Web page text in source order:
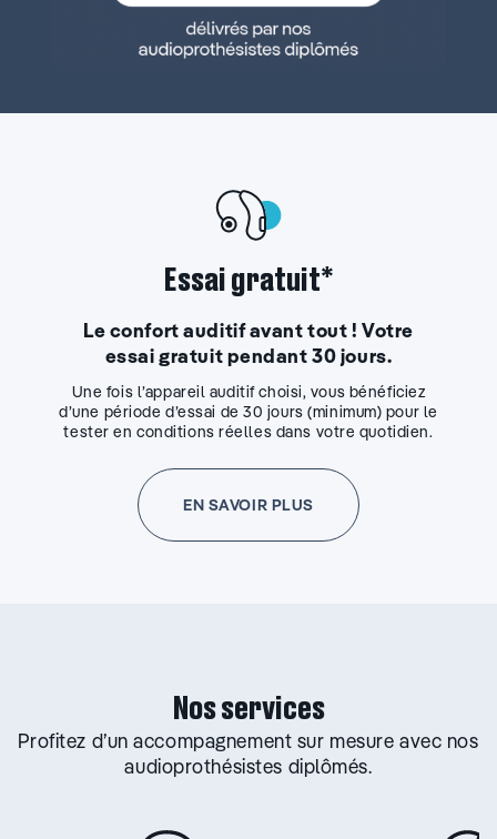
Essai gratuit*
Le confort auditif avant tout ! Votre
essai gratuit pendant 30 jours.
Une fois l’appareil auditif choisi, vous bénéficiez
d’une période d’essai de 30 jours (minimum) pour le
tester en conditions réelles dans votre quotidien.
EN SAVOIR PLUS
Nos services
Profitez d’un accompagnement sur mesure avec nos
audioprothésistes diplômés.